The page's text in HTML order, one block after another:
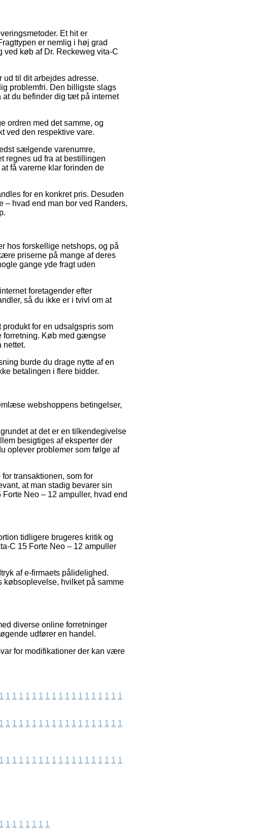
Et hit er
er nemlig i høj grad
ved køb af Dr. Reckeweg vita-C
ud til dit arbejdes adresse.
problemfri. Den billigste slags
at du befinder dig tæt på internet
ordren med det samme, og
ved den respektive vare.
sælgende varenumre,
regnes ud fra at bestillingen
få varerne klar forinden de
for en konkret pris. Desuden
– hvad end man bor ved Randers,
hos forskellige netshops, og på
priserne på mange af deres
gange yde fragt uden
foretagender efter
så du ikke er i tvivl om at
for en udsalgspris som
forretning. Køb med gængse
nettet.
burde du drage nytte af en
betalingen i flere bidder.
webshoppens betingelser,
at det er en tilkendegivelse
besigtiges af eksperter der
oplever problemer som følge af
transaktionen, som for
at man stadig bevarer sin
Neo – 12 ampuller, hvad end
tidligere brugeres kritik og
C 15 Forte Neo – 12 ampuller
af e-firmaets pålidelighed.
købsoplevelse, hvilket på samme
diverse online forretninger
udfører en handel.
for modifikationer der kan være
1 1 1 1 1 1 1 1 1 1 1 1 1 1 1 1 1 1 1
1 1 1 1 1 1 1 1 1 1 1 1 1 1 1 1 1 1 1
1 1 1 1 1 1 1 1 1 1 1 1 1 1 1 1 1 1 1
1 1 1 1 1 1 1 1